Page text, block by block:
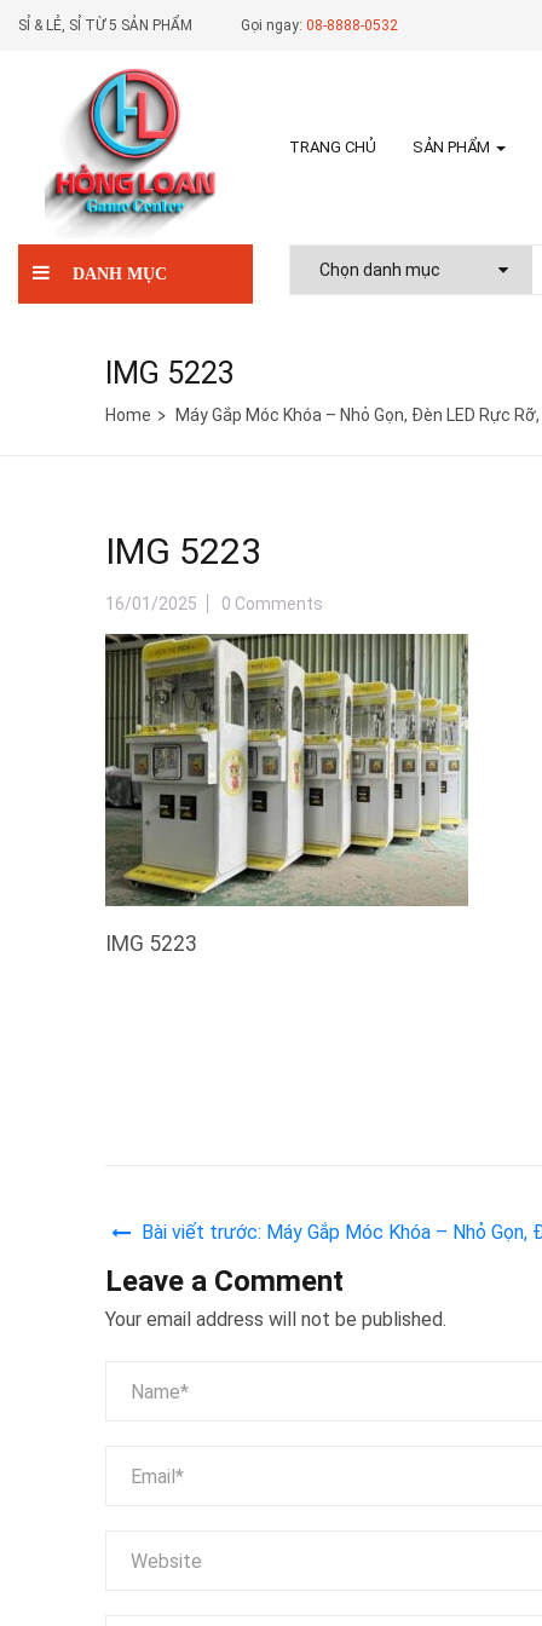
SỈ & LẺ, SỈ TỪ 5 SẢN PHẨM Gọi ngay: 08-8888-0532
TRANG CHỦ SẢN PHẨM
DANH MỤC
IMG 5223
Home Máy Gắp Móc Khóa – Nhỏ Gọn, Đèn LED Rực
IMG 5223
16/01/2025 0 Comments
IMG 5223
Bài viết trước: Máy Gắp Móc Khóa – Nhỏ Gọn,
Mọi Không Gian Giải Trí
Leave a Comment
Your email address will not be published.